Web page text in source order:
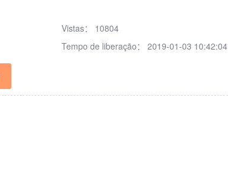
Vistas： 10804
Tempo de liberação：2019-01-03 10:42:04